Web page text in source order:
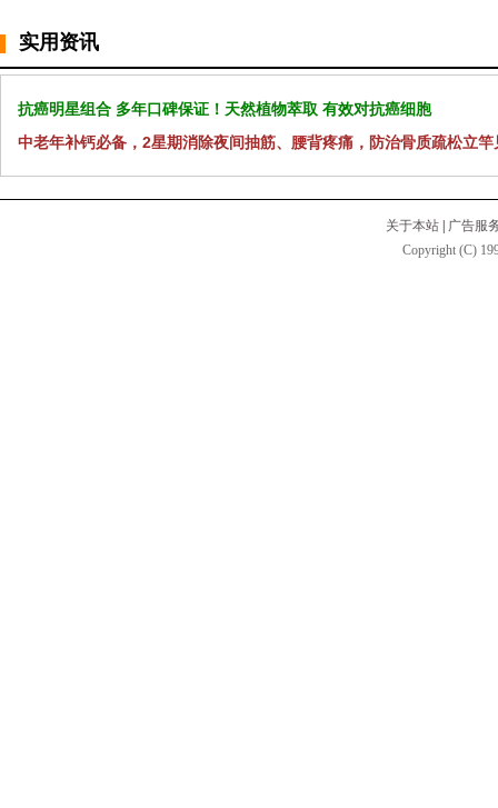
实用资讯
抗癌明星组合 多年口碑保证！天然植物萃取 有效对抗癌细胞
中老年补钙必备，2星期消除夜间抽筋、腰背疼痛，防治骨质疏松立竿
关于本站
广告服
Copyright (C)